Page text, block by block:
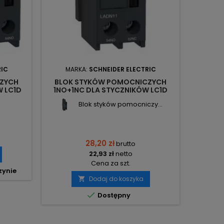
LC1D
MARKA: SCHNEIDER ELECTRIC
BLOK STYKÓW POMOCNICZYCH
1NO+1NC DLA STYCZNIKÓW LC1D
LADN11 SCHNEIDER ELECTRIC
Blok styków pomocniczy...
28,20 złbrutto
22,93 złnetto
Cena za szt.
 Dodaj do koszyka
 Dostępny